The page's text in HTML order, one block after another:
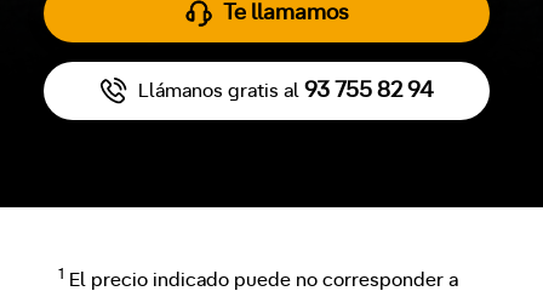
Te llamamos
Llámanos gratis al 93 755 82 94
1
El precio indicado puede no corresponder a